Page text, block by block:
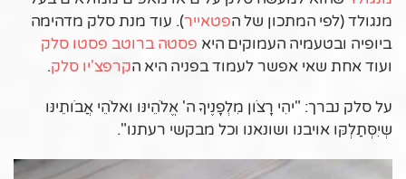
מנגולד (לפי המתכון של הפטאייר). עוד מנת סלק מדהימה
ביופיה ובטעמיה העמוקים היא פסטה ברוטב פסטו סלק
ועוד אחת שאי אפשר לעמוד בפניה היא הקרפצ'יו סלק.
על סלק נברך: "יהִי רָצֹון מִלְפָנֶיךָ ה' אֱלֹהֵינּו ואלֹהֵי אֲבֹותֵינּו
שְיִסְּתַלְקּו אויבנו ושונאנו וכל מבקשי רעתנו".